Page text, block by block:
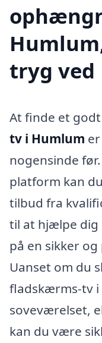
tryg ved
At finde et
tv i Humlum
nogensinde
platform kan
tilbud fra
til at hjælpe
på en sikker
Uanset om du
fladskærms-tv i
soveværelset,
kan du være